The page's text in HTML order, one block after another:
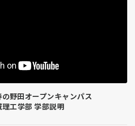
野田オープンキャンパス
理工学部 学部説明